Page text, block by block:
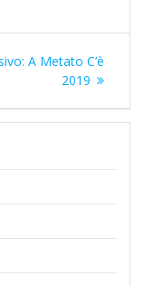
Articolo
successivo:
A Metato C’è
2019